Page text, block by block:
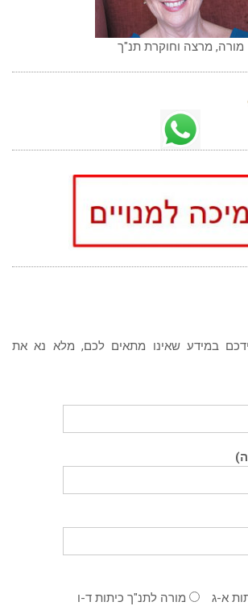
מורה, מרצה וחוקרת תנ"ך
במידע שאינו מתאים לכם, מלא נא את
א-ג
מורה לתנ"ך כיתות ד-ו